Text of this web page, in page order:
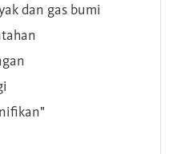
dan gas bumi